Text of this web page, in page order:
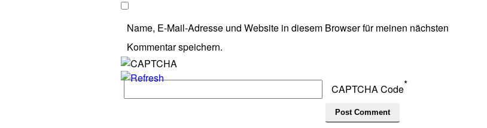
Name, E-Mail-Adresse und Website in diesem Browser für meinen nächsten
Kommentar speichern.
CAPTCHA Code*